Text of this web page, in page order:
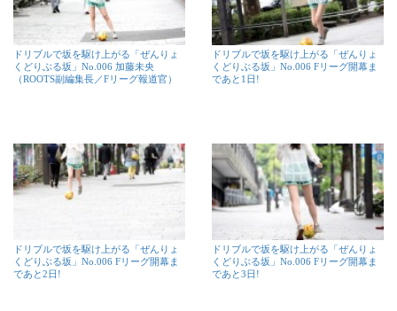
ドリブルで坂を駆け上がる「ぜんりょ
くどりぶる坂」No.006 加藤未央
（ROOTS副編集長／Fリーグ報道官）
ドリブルで坂を駆け上がる「ぜんりょ
くどりぶる坂」No.006 Fリーグ開幕ま
であと1日!
ドリブルで坂を駆け上がる「ぜんりょ
くどりぶる坂」No.006 Fリーグ開幕ま
であと2日!
ドリブルで坂を駆け上がる「ぜんりょ
くどりぶる坂」No.006 Fリーグ開幕ま
であと3日!